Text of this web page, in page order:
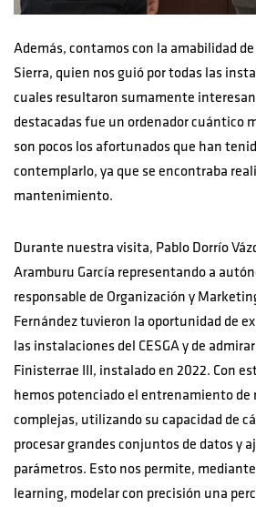
Además, contamos con la amabilidad
Sierra, quien nos guió por todas las
cuales resultaron sumamente
destacadas fue un ordenador cuántico
son pocos los afortunados que han
contemplarlo, ya que se encontraba
mantenimiento.
Durante nuestra visita, Pablo Dorrío
Aramburu García representando a
responsable de Organización y
Fernández tuvieron la oportunidad de
las instalaciones del CESGA y de
Finisterrae III, instalado en 2022. Con
hemos potenciado el entrenamiento de
complejas, utilizando su capacidad de
procesar grandes conjuntos de datos y
parámetros. Esto nos permite,
learning, modelar con precisión una